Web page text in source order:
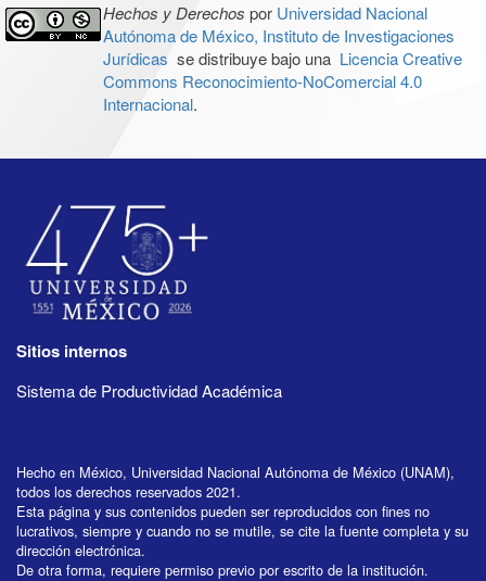
Hechos y Derechos por Universidad Nacional
Autónoma de México, Instituto de Investigaciones
Jurídicas se distribuye bajo una Licencia Creative
Commons Reconocimiento-NoComercial 4.0
Internacional.
Sitios internos
Sistema de Productividad Académica
Hecho en México, Universidad Nacional Autónoma de México (UNAM),
todos los derechos reservados 2021.
Esta página y sus contenidos pueden ser reproducidos con fines no
lucrativos, siempre y cuando no se mutile, se cite la fuente completa y su
dirección electrónica.
De otra forma, requiere permiso previo por escrito de la institución.